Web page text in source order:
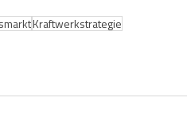
Kraftwerkstrategie